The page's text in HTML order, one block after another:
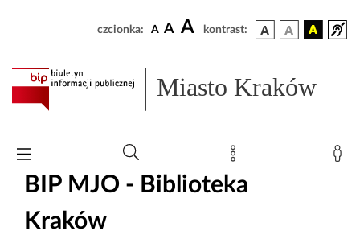
czcionka: A A A kontrast:
Miasto Kraków
BIP MJO - Biblioteka
Kraków